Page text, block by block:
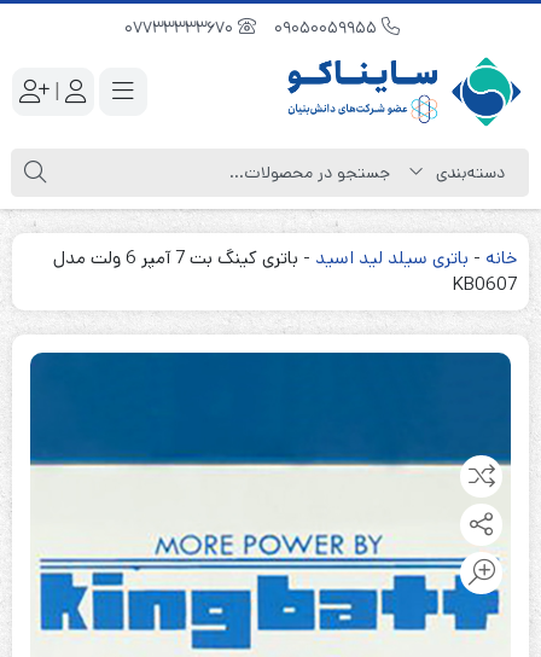
|
خانه - باتری سیلد لید اسید -
باتری کینگ بت 7 آمپر 6 ولت مدل
KB0607